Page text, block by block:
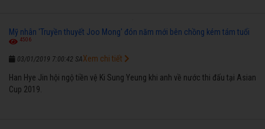
Mỹ nhân 'Truyền thuyết Joo Mong' đón năm mới bên chồng kém tám tuổi
4506
03/01/2019 7:00:42 SA
Han Hye Jin hội ngộ tiền vệ Ki Sung Yeung khi anh về nước thi đấu tại Asian
Cup 2019.
Xem chi tiết